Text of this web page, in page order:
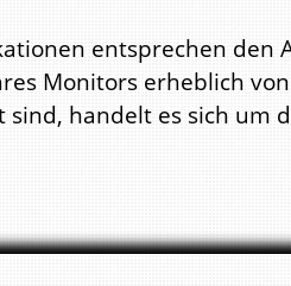
entsprechen den
Monitors erheblich
sind, handelt es sich